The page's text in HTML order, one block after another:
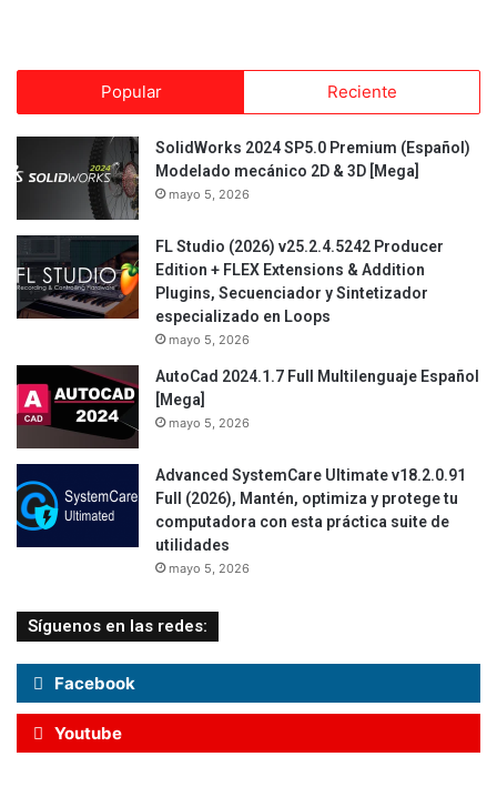
Popular Reciente
SolidWorks 2024 SP5.0 Premium (Español)
Modelado mecánico 2D & 3D [Mega]
mayo 5, 2026
FL Studio (2026) v25.2.4.5242 Producer
Edition + FLEX Extensions & Addition
Plugins, Secuenciador y Sintetizador
especializado en Loops
mayo 5, 2026
AutoCad 2024.1.7 Full Multilenguaje Español
[Mega]
mayo 5, 2026
Advanced SystemCare Ultimate v18.2.0.91
Full (2026), Mantén, optimiza y protege tu
computadora con esta práctica suite de
utilidades
mayo 5, 2026
Síguenos en las redes:
Facebook
Youtube